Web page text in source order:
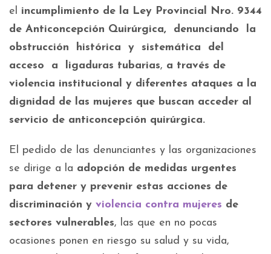
el incumplimiento de la Ley Provincial Nro. 9344
de Anticoncepción Quirúrgica, denunciando la
obstrucción histórica y sistemática del
acceso a ligaduras tubarias, a través de
violencia institucional y diferentes ataques a la
dignidad de las mujeres que buscan acceder al
servicio de anticoncepción quirúrgica.
El pedido de las denunciantes y las organizaciones
se dirige a la adopción de medidas urgentes
para detener y prevenir estas acciones de
discriminación y violencia contra mujeres de
sectores vulnerables, las que en no pocas
ocasiones ponen en riesgo su salud y su vida,